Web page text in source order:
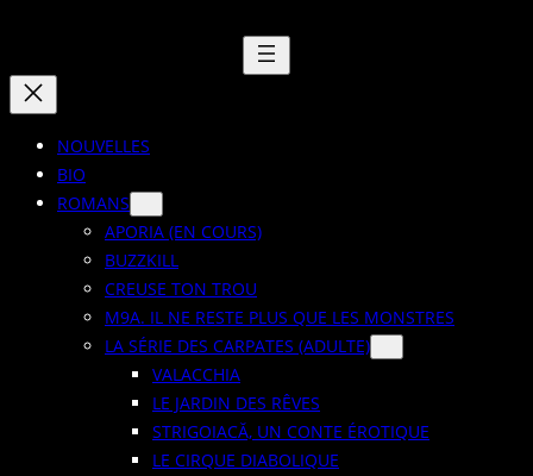
NOUVELLES
BIO
ROMANS
APORIA (EN COURS)
BUZZKILL
CREUSE TON TROU
M9A. IL NE RESTE PLUS QUE LES MONSTRES
LA SÉRIE DES CARPATES (ADULTE)
VALACCHIA
LE JARDIN DES RÊVES
STRIGOIACĂ, UN CONTE ÉROTIQUE
LE CIRQUE DIABOLIQUE